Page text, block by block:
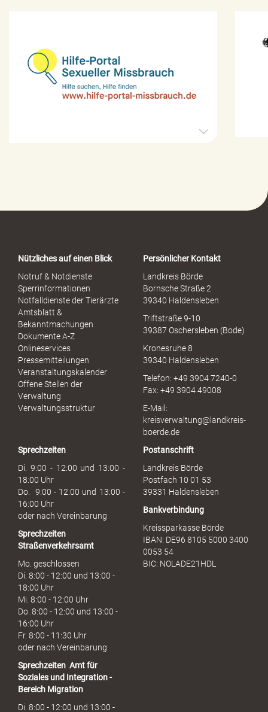
o
x
u
h
Nützliches auf einen Blick
Notruf & Notdienste
Sperrinformationen
Notfalldienste der Tierärzte
Amtsblatt &
Bekanntmachungen
Dokumente A-Z
Onlineservices
Pressemitteilungen
Veranstaltungskalender
Offene Stellen der
Verwaltung
Verwaltungsstruktur
Persönlicher Kontakt
Landkreis Börde
Bornsche Straße 2
39340 Haldensleben
Triftstraße 9-10
39387 Oschersleben (Bode)
Kronesruhe 8
39340 Haldensleben
Telefon: +49 3904 7240-0
Fax: +49 3904 49008
E-Mail:
kreisverwaltung@landkreis-
boerde.de
Sprechzeiten
Di. 9:00 - 12:00 und 13:00 -
18:00 Uhr
Do. 9:00 - 12:00 und 13:00 -
16:00 Uhr
oder nach Vereinbarung
Sprechzeiten
Straßenverkehrsamt
Mo. geschlossen
Di. 8:00 - 12:00 und 13:00 -
18:00 Uhr
Mi. 8:00 - 12:00 Uhr
Do. 8:00 - 12:00 und 13:00 -
16:00 Uhr
Fr. 8:00 - 11:30 Uhr
oder nach Vereinbarung
Sprechzeiten Amt für
Soziales und Integration -
Bereich Migration
Di. 8:00 - 12:00 und 13:00 -
Postanschrift
Landkreis Börde
Postfach 10 01 53
39331 Haldensleben
Bankverbindung
Kreissparkasse Börde
IBAN: DE96 8105 5000 3400
0053 54
BIC: NOLADE21HDL